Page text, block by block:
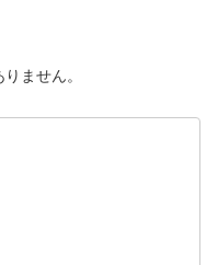
ません。